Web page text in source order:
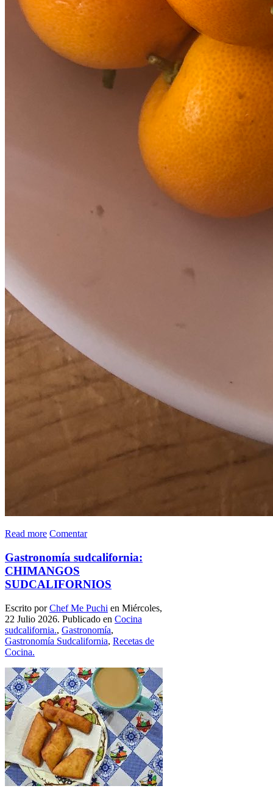
Read more Comentar
Gastronomía sudcalifornia:
CHIMANGOS
SUDCALIFORNIOS
Escrito porChef Me Puchi en Miércoles,
22 Julio 2026. Publicado en Cocina
sudcalifornia., Gastronomía,
Gastronomía Sudcalifornia, Recetas de
Cocina.